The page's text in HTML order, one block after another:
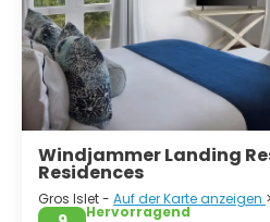
Windjammer Landing
Residences
Gros Islet - Auf der Karte anzeigen
Hervorragend